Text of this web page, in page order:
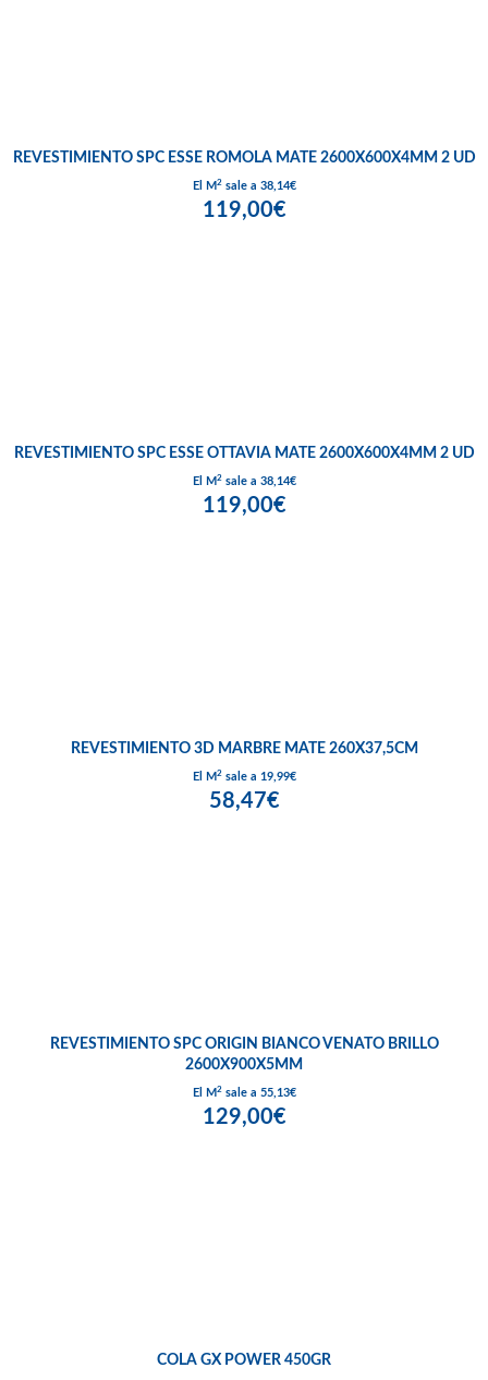
REVESTIMIENTO SPC ESSE ROMOLA MATE 2600X600X4MM 2 UD
El M2sale a 38,14€
119,00€
REVESTIMIENTO SPC ESSE OTTAVIA MATE 2600X600X4MM 2 UD
El M2sale a 38,14€
119,00€
REVESTIMIENTO 3D MARBRE MATE 260X37,5CM
El M2sale a 19,99€
58,47€
REVESTIMIENTO SPC ORIGIN BIANCO VENATO BRILLO
2600X900X5MM
El M2sale a 55,13€
129,00€
COLA GX POWER 450GR